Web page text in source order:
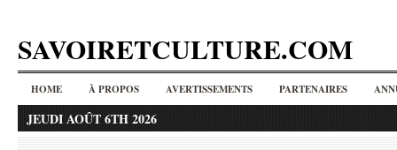
SAVOIRETCULTURE.COM
HOME À PROPOS AVERTISSEMENTS PARTENAIRES
JEUDI AOÛT 6TH 2026